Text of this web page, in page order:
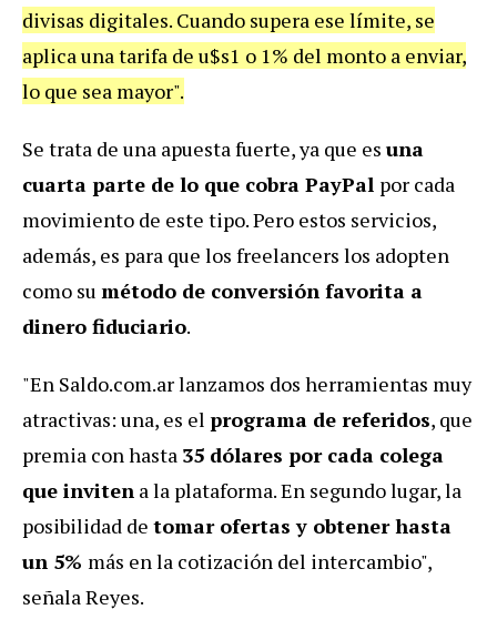
divisas digitales. Cuando supera ese límite, se
aplica una tarifa de u$s1 o 1% del monto a enviar,
lo que sea mayor".
Se trata de una apuesta fuerte, ya que es una
cuarta parte de lo que cobra PayPal por cada
movimiento de este tipo. Pero estos servicios,
además, es para que los freelancers los adopten
como su método de conversión favorita a
dinero fiduciario.
"En Saldo.com.ar lanzamos dos herramientas muy
atractivas: una, es el programa de referidos, que
premia con hasta 35 dólares por cada colega
que inviten a la plataforma. En segundo lugar, la
posibilidad de tomar ofertas y obtener hasta
un 5% más en la cotización del intercambio",
señala Reyes.